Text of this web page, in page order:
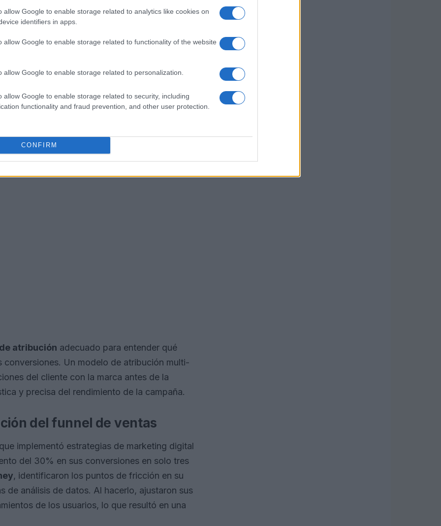
allow Google to enable storage related to analytics like cookies on
identifiers in apps.
allow Google to enable storage related to functionality of the website
allow Google to enable storage related to personalization.
allow Google to enable storage related to security, including
functionality and fraud prevention, and other user protection.
CONFIRM
tiempo, sino que también permite una
del consumidor.
sobre el comportamiento del
cómo los usuarios interactúan con nuestros
patrones y tendencias. Por ejemplo, un
ajustes.
atribución adecuado para entender qué
Un modelo de atribución multi-
del cliente con la marca antes de la
y precisa del rendimiento de la campaña.
del funnel de ventas
implementó estrategias de marketing digital
del 30% en sus conversiones en solo tres
, identificaron los puntos de fricción en su
de análisis de datos. Al hacerlo, ajustaron sus
de los usuarios, lo que resultó en una